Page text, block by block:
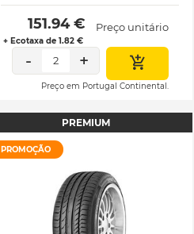
151.94 €
+ Ecotaxa de 1.82 €
Preço unitário
- 2 +
Preço em Portugal Continental.
PREMIUM
PROMOÇÃO